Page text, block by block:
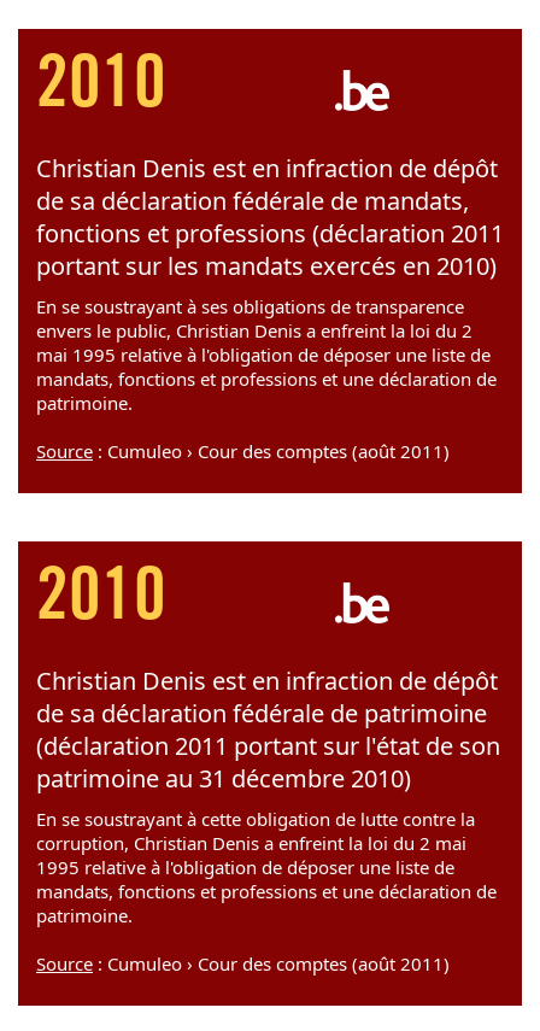
2010
Christian Denis est en infraction de dépôt
de sa déclaration fédérale de mandats,
fonctions et professions (déclaration 2011
portant sur les mandats exercés en 2010)
En se soustrayant à ses obligations de transparence
envers le public, Christian Denis a enfreint la loi du 2
mai 1995 relative à l'obligation de déposer une liste de
mandats, fonctions et professions et une déclaration de
patrimoine.
Source : Cumuleo › Cour des comptes (août 2011)
2010
Christian Denis est en infraction de dépôt
de sa déclaration fédérale de patrimoine
(déclaration 2011 portant sur l'état de son
patrimoine au 31 décembre 2010)
En se soustrayant à cette obligation de lutte contre la
corruption, Christian Denis a enfreint la loi du 2 mai
1995 relative à l'obligation de déposer une liste de
mandats, fonctions et professions et une déclaration de
patrimoine.
Source : Cumuleo › Cour des comptes (août 2011)